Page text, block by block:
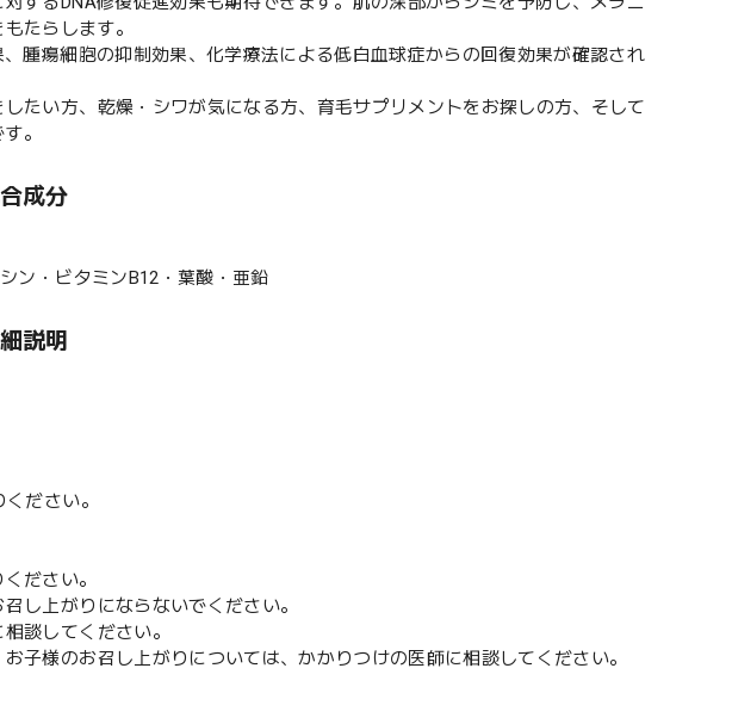
たらします。
腫瘍細胞の抑制効果、化学療法による低白血球症からの回復効果が確認され
たい方、乾燥・シワが気になる方、育毛サプリメントをお探しの方、そして
。
成分
ン・ビタミンB12・葉酸・亜鉛
説明
ださい。
ださい。
し上がりにならないでください。
談してください。
子様のお召し上がりについては、かかりつけの医師に相談してください。